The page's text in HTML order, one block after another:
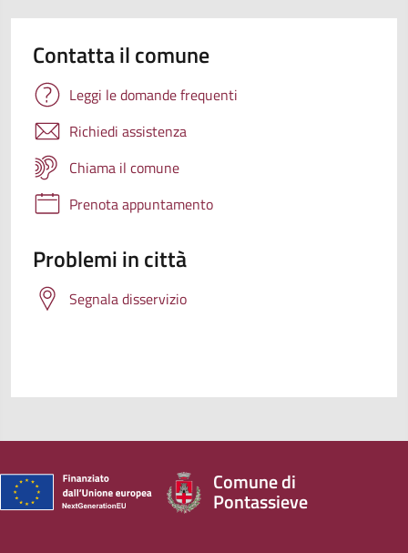
Contatta il comune
Leggi le domande frequenti
Richiedi assistenza
Chiama il comune
Prenota appuntamento
Problemi in città
Segnala disservizio
Comune di
Pontassieve